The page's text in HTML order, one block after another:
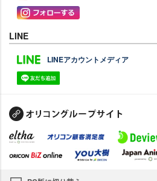
LINE
LINEアカウントメディア